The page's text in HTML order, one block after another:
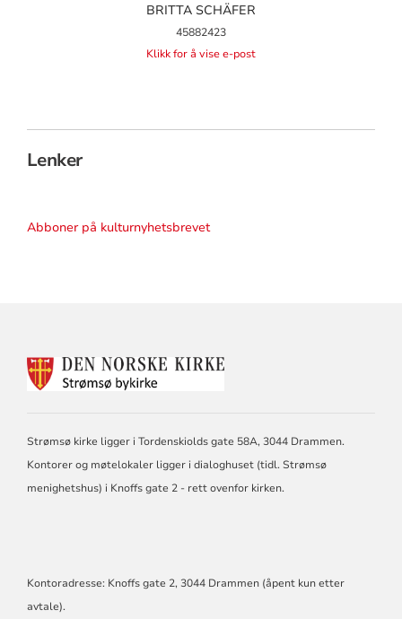
BRITTA SCHÄFER
45882423
Klikk for å vise e-post
Lenker
Abboner på kulturnyhetsbrevet
KONTAKTINFORMASJON
Strømsø kirke ligger i Tordenskiolds gate 58A, 3044 Drammen.
Kontorer og møtelokaler ligger i dialoghuset (tidl. Strømsø
menighetshus) i Knoffs gate 2 - rett ovenfor kirken.
Kontoradresse: Knoffs gate 2, 3044 Drammen (åpent kun etter
avtale).